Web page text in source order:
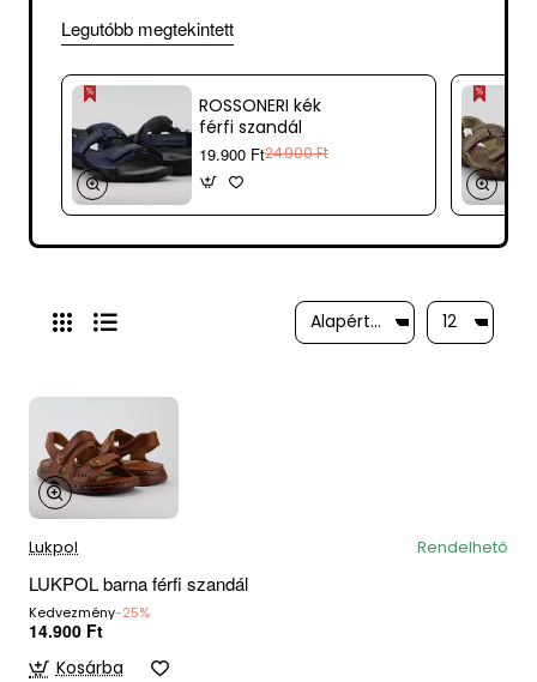
Legutóbb megtekintett
ROSSONERI kék
férfi szandál
19.900 Ft24.900 Ft
Lukpol Rendelhető
LUKPOL barna férfi szandál
Kedvezmény-25%
14.900 Ft
Kosárba